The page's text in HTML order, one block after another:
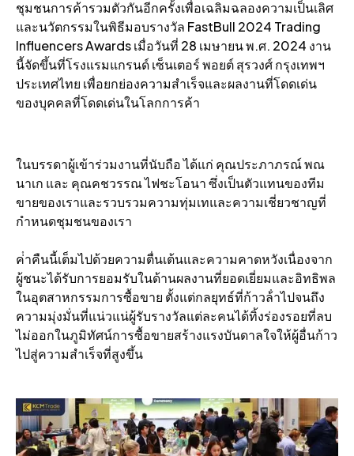
ชุมชนการค้ารวมตัวกันอีกครั้งเพื่อเฉลิมฉลองความเป็นเลิศ
และนวัตกรรมในพิธีมอบรางวัล FastBull 2024 Trading
Influencers Awards เมื่อวันที่ 28 เมษายน พ.ศ. 2024 งาน
นี้จัดขึ้นที่โรงแรมแกรนด์ เซ็นเตอร์ พอยต์ สุรวงศ์ กรุงเทพฯ
ประเทศไทย เพื่อยกย่องความสําเร็จและผลงานที่โดดเด่น
ของบุคคลที่โดดเด่นในโลกการค้า
ในบรรดาผู้เข้าร่วมงานที่นับถือ ได้แก่ คุณประภาภรณ์ พณ
นาเก และ คุณคชวรรณ ไฟชะโอนา ซึ่งเป็นตัวแทนของทีม
ขายของเราและรวบรวมความทุ่มเทและความเชี่ยวชาญที่
กําหนดชุมชนของเรา
ค่ําคืนนี้เต็มไปด้วยความตื่นเต้นและความคาดหวังเนื่องจาก
ผู้ชนะได้รับการยอมรับในด้านผลงานที่ยอดเยี่ยมและอิทธิพล
ในอุตสาหกรรมการซื้อขาย ตั้งแต่กลยุทธ์ที่ก้าวล้ําไปจนถึง
ความมุ่งมั่นที่แน่วแน่ผู้รับรางวัลแต่ละคนได้ทิ้งร่องรอยที่ลบ
ไม่ออกในภูมิทัศน์การซื้อขายสร้างแรงบันดาลใจให้ผู้อื่นก้าว
ไปสู่ความสําเร็จที่สูงขึ้น